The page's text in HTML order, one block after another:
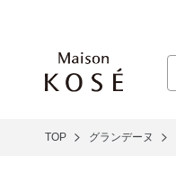
TOP グランデーヌ